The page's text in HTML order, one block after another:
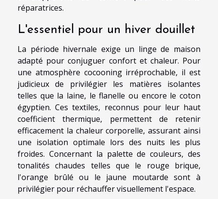
réparatrices.
L'essentiel pour un hiver douillet
La période hivernale exige un linge de maison
adapté pour conjuguer confort et chaleur. Pour
une atmosphère cocooning irréprochable, il est
judicieux de privilégier les matières isolantes
telles que la laine, le flanelle ou encore le coton
égyptien. Ces textiles, reconnus pour leur haut
coefficient thermique, permettent de retenir
efficacement la chaleur corporelle, assurant ainsi
une isolation optimale lors des nuits les plus
froides. Concernant la palette de couleurs, des
tonalités chaudes telles que le rouge brique,
l'orange brûlé ou le jaune moutarde sont à
privilégier pour réchauffer visuellement l'espace.